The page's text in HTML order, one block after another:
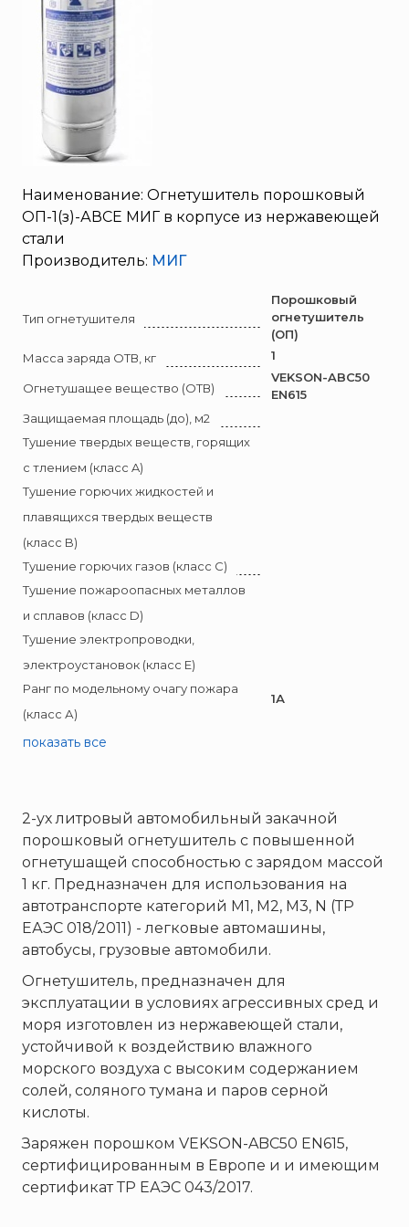
Порошковые огнетушители (ОП) с повышенными
тушащими свойствами
ПЕНОСМЕСИТЕЛЬ (ДОЗАТОР)
SERRA
System Sensor
TYTAN MAX
UNIVET
«Pohorje» Mirna
«TFT» США
«Спотви»
АО «КОРПОРАЦИЯ
Болид
Бонус-Вита
Брандбулл
Бриз-Кама
Диапазон+
Ермак
ЕСО
ИВС-Сигналспецавтоматика
ИНЕЙ
Магазин 01
Магнито-Контакт
МИГ
Пожнанотех
Полисервис
Прибор
Ратоборец
РИФ
Риэлта
РУБЕЖ
Сalisia Vulcan
Сибирский Арсенал
Спектрон НПО
Специнформатика-СИ
Спецприбор
Наименование: Огнетушитель порошковый
ОП-1(з)-АВСЕ МИГ в корпусе из нержавеющей
стали
Производитель: МИГ
Тип огнетушителя
Порошковый
огнетушитель
(ОП)
Масса заряда ОТВ, кг
1
Огнетушащее вещество (ОТВ)
VEKSON-ABC50
EN615
Защищаемая площадь (до), м2
Тушение твердых веществ, горящих
с тлением (класс A)
Тушение горючих жидкостей и
плавящихся твердых веществ
(класс B)
Тушение горючих газов (класс C)
Тушение пожароопасных металлов
и сплавов (класс D)
Тушение электропроводки,
электроустановок (класс E)
Ранг по модельному очагу пожара
(класс А)
1А
показать все
2-ух литровый автомобильный закачной
порошковый огнетушитель с повышенной
огнетушащей способностью с зарядом массой
1 кг. Предназначен для использования на
автотранспорте категорий М1, М2, М3, N (ТР
ЕАЭС 018/2011) - легковые автомашины,
автобусы, грузовые автомобили.
Огнетушитель, предназначен для
эксплуатации в условиях агрессивных сред и
моря изготовлен из нержавеющей стали,
устойчивой к воздействию влажного
морского воздуха с высоким содержанием
солей, соляного тумана и паров серной
кислоты.
Заряжен порошком VEKSON-ABC50 EN615,
сертифицированным в Европе и и имеющим
сертификат ТР ЕАЭС 043/2017.